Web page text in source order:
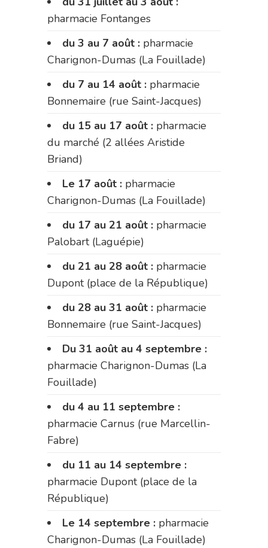
pharmacie Fontanges
du 3 au 7 août : pharmacie
Charignon-Dumas (La Fouillade)
du 7 au 14 août : pharmacie
Bonnemaire (rue Saint-Jacques)
du 15 au 17 août : pharmacie
du marché (2 allées Aristide
Briand)
Le 17 août : pharmacie
Charignon-Dumas (La Fouillade)
du 17 au 21 août : pharmacie
Palobart (Laguépie)
du 21 au 28 août : pharmacie
Dupont (place de la République)
du 28 au 31 août : pharmacie
Bonnemaire (rue Saint-Jacques)
Du 31 août au 4 septembre :
pharmacie Charignon-Dumas (La
Fouillade)
du 4 au 11 septembre :
pharmacie Carnus (rue Marcellin-
Fabre)
du 11 au 14 septembre :
pharmacie Dupont (place de la
République)
Le 14 septembre : pharmacie
Charignon-Dumas (La Fouillade)